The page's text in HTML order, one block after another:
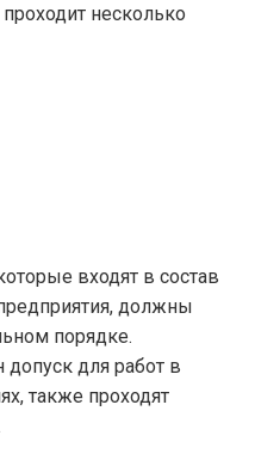
несколько
входят в состав
должны
порядке.
для работ в
также проходят